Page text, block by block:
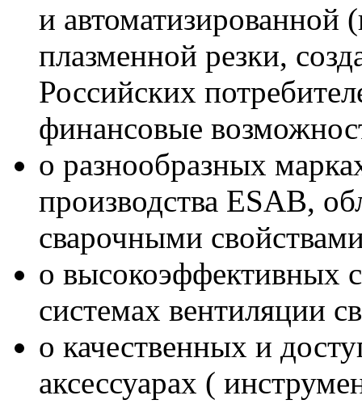
и автоматизированной
плазменной резки,
Российских
финансовые
о разнообразных
производства ESAB,
сварочными
о высокоэффективных
системах вентиляции
о качественных и
аксессуарах (